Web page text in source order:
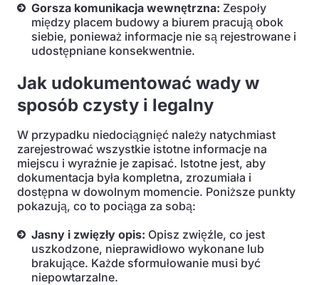
Gorsza komunikacja wewnętrzna: Zespoły
między placem budowy a biurem pracują obok
siebie, ponieważ informacje nie są rejestrowane i
udostępniane konsekwentnie.
Jak udokumentować wady w
sposób czysty i legalny
W przypadku niedociągnięć należy natychmiast
zarejestrować wszystkie istotne informacje na
miejscu i wyraźnie je zapisać. Istotne jest, aby
dokumentacja była kompletna, zrozumiała i
dostępna w dowolnym momencie. Poniższe punkty
pokazują, co to pociąga za sobą:
Jasny i zwięzły opis: Opisz zwięźle, co jest
uszkodzone, nieprawidłowo wykonane lub
brakujące. Każde sformułowanie musi być
niepowtarzalne.